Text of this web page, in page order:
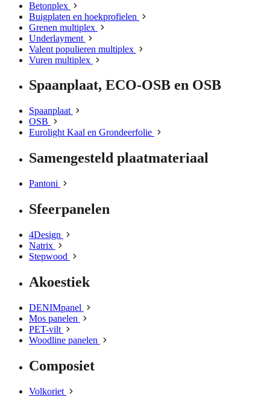
Betonplex
Buigplaten en hoekprofielen
Grenen multiplex
Underlayment
Valent populieren multiplex
Vuren multiplex
Spaanplaat, ECO-OSB en OSB
Spaanplaat
OSB
Eurolight Kaal en Grondeerfolie
Samengesteld plaatmateriaal
Pantoni
Sfeerpanelen
4Design
Natrix
Stepwood
Akoestiek
DENIMpanel
Mos panelen
PET-vilt
Woodline panelen
Composiet
Volkoriet